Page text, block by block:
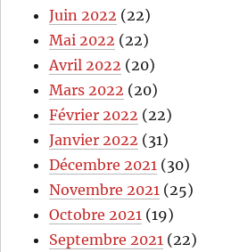
Juin 2022 (22)
Mai 2022 (22)
Avril 2022 (20)
Mars 2022 (20)
Février 2022 (22)
Janvier 2022 (31)
Décembre 2021 (30)
Novembre 2021 (25)
Octobre 2021 (19)
Septembre 2021 (22)